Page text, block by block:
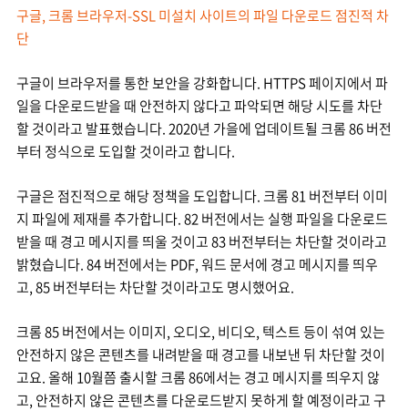
구글, 크롬 브라우저-SSL 미설치 사이트의 파일 다운로드 점진적 차
단
구글이 브라우저를 통한 보안을 강화합니다. HTTPS 페이지에서 파
일을 다운로드받을 때 안전하지 않다고 파악되면 해당 시도를 차단
할 것이라고 발표했습니다. 2020년 가을에 업데이트될 크롬 86 버전
부터 정식으로 도입할 것이라고 합니다.
구글은 점진적으로 해당 정책을 도입합니다. 크롬 81 버전부터 이미
지 파일에 제재를 추가합니다. 82 버전에서는 실행 파일을 다운로드
받을 때 경고 메시지를 띄울 것이고 83 버전부터는 차단할 것이라고
밝혔습니다. 84 버전에서는 PDF, 워드 문서에 경고 메시지를 띄우
고, 85 버전부터는 차단할 것이라고도 명시했어요.
크롬 85 버전에서는 이미지, 오디오, 비디오, 텍스트 등이 섞여 있는
안전하지 않은 콘텐츠를 내려받을 때 경고를 내보낸 뒤 차단할 것이
고요. 올해 10월쯤 출시할 크롬 86에서는 경고 메시지를 띄우지 않
고, 안전하지 않은 콘텐츠를 다운로드받지 못하게 할 예정이라고 구